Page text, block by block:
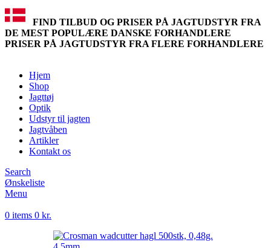
FIND TILBUD OG PRISER PÅ JAGTUDSTYR FRA
DE MEST POPULÆRE DANSKE FORHANDLERE
PRISER PÅ JAGTUDSTYR FRA FLERE FORHANDLERE
Hjem
Shop
Jagttøj
Optik
Udstyr til jagten
Jagtvåben
Artikler
Kontakt os
Search
Ønskeliste
Menu
0 items 0 kr.